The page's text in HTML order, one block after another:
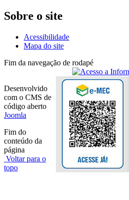
Sobre o site
Acessibilidade
Mapa do site
Fim da navegação de rodapé
Desenvolvido
com o CMS de
código aberto
Joomla
Fim do
conteúdo da
página
Voltar para o
topo